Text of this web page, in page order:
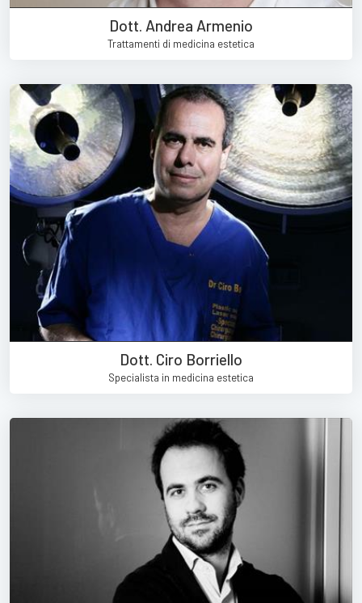
Dott. Andrea Armenio
Trattamenti di medicina estetica
Dott. Ciro Borriello
Specialista in medicina estetica